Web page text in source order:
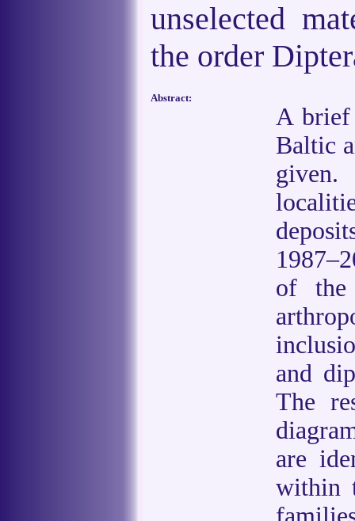
unselected
the order
Abstract:
A brief
Baltic
of the
and
The
are
within